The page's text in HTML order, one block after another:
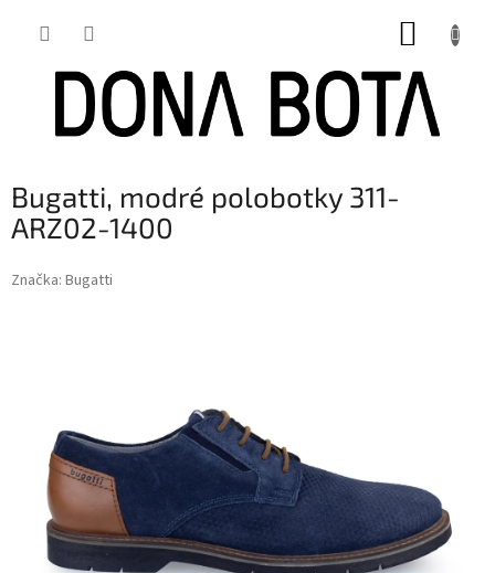
Bugatti, modré polobotky 311-
ARZ02-1400
Značka: Bugatti